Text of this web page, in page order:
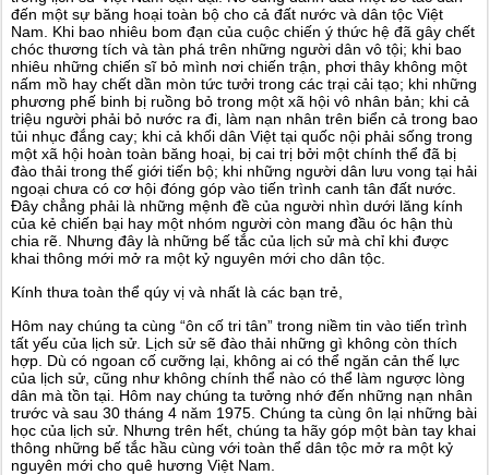
đến một sự băng hoại toàn bộ cho cả đất nước và dân tộc Việt
Nam. Khi bao nhiêu bom đạn của cuộc chiến ý thức hệ đã gây chết
chóc thương tích và tàn phá trên những người dân vô tội; khi bao
nhiêu những chiến sĩ bỏ mình nơi chiến trận, phơi thây không một
nấm mồ hay chết dần mòn tức tưởi trong các trại cải tạo; khi những
phương phế binh bị ruồng bỏ trong một xã hội vô nhân bản; khi cả
triệu người phải bỏ nước ra đi, làm nạn nhân trên biển cả trong bao
tủi nhục đắng cay; khi cả khối dân Việt tại quốc nội phải sống trong
một xã hội hoàn toàn băng hoại, bị cai trị bởi một chính thể đã bị
đào thải trong thế giới tiến bộ; khi những người dân lưu vong tại hải
ngoại chưa có cơ hội đóng góp vào tiến trình canh tân đất nước.
Đây chẳng phải là những mệnh đề của người nhìn dưới lăng kính
của kẻ chiến bại hay một nhóm người còn mang đầu óc hận thù
chia rẽ. Nhưng đây là những bế tắc của lịch sử mà chỉ khi được
khai thông mới mở ra một kỷ nguyên mới cho dân tộc.
Kính thưa toàn thể qúy vị và nhất là các bạn trẻ,
Hôm nay chúng ta cùng “ôn cố tri tân” trong niềm tin vào tiến trình
tất yếu của lịch sử. Lịch sử sẽ đào thải những gì không còn thích
hợp. Dù có ngoan cố cưỡng lại, không ai có thể ngăn cản thế lực
của lịch sử, cũng như không chính thể nào có thể làm ngược lòng
dân mà tồn tại. Hôm nay chúng ta tưởng nhớ đến những nạn nhân
trước và sau 30 tháng 4 năm 1975. Chúng ta cùng ôn lại những bài
học của lịch sử. Nhưng trên hết, chúng ta hãy góp một bàn tay khai
thông những bế tắc hầu cùng với toàn thể dân tộc mở ra một kỷ
nguyên mới cho quê hương Việt Nam.